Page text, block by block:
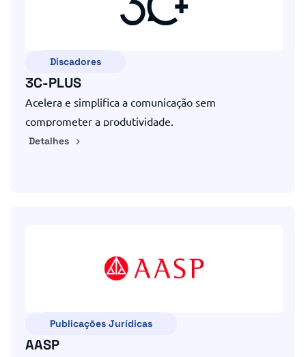
Discadores
3C-PLUS
Acelera e simplifica a comunicação sem
comprometer a produtividade.
Detalhes
Publicações Jurídicas
AASP